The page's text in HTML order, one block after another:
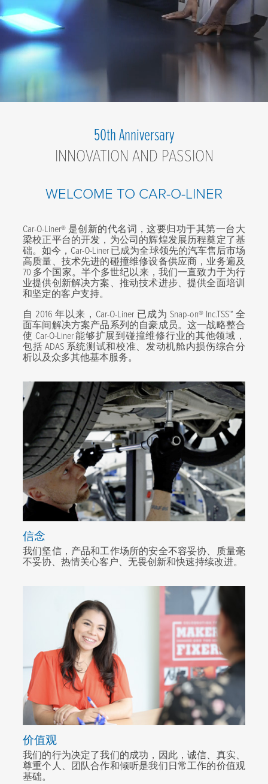
关
于
我
们
50th Anniversary
INNOVATION AND PASSION
WELCOME TO CAR-O-LINER
Car-O-Liner® 是创新的代名词，这要归功于其第一台大
梁校正平台的开发，为公司的辉煌发展历程奠定了基
础。如今，Car-O-Liner 已成为全球领先的汽车售后市场
高质量、技术先进的碰撞维修设备供应商，业务遍及
70 多个国家。半个多世纪以来，我们一直致力于为行
业提供创新解决方案、推动技术进步、提供全面培训
和坚定的客户支持。
自 2016 年以来，Car-O-Liner 已成为 Snap-on® Inc.TSS™ 全
面车间解决方案产品系列的自豪成员。这一战略整合
使 Car-O-Liner 能够扩展到碰撞维修行业的其他领域，
包括 ADAS 系统测试和校准、发动机舱内损伤综合分
析以及众多其他基本服务。
信念
我们坚信，产品和工作场所的安全不容妥协、质量毫
不妥协、热情关心客户、无畏创新和快速持续改进。
价值观
我们的行为决定了我们的成功，因此，诚信、真实、
尊重个人、团队合作和倾听是我们日常工作的价值观
基础。